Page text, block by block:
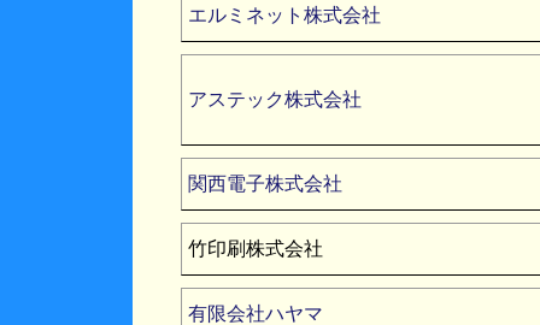
エルミネット株式会社
アステック株式会社
関西電子株式会社
竹印刷株式会社
有限会社ハヤマ